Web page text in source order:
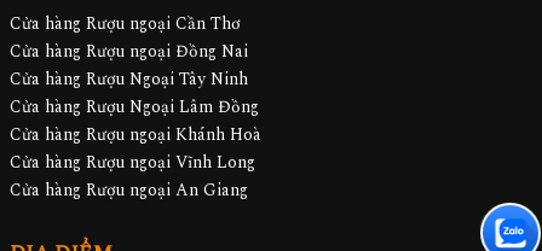
Cửa hàng Rượu ngoại Cần Thơ
Cửa hàng Rượu ngoại Đồng Nai
Cửa hàng Rượu Ngoại Tây Ninh
Cửa hàng Rượu Ngoại Lâm Đồng
Cửa hàng Rượu ngoại Khánh Hoà
Cửa hàng Rượu ngoại Vĩnh Long
Cửa hàng Rượu ngoại An Giang